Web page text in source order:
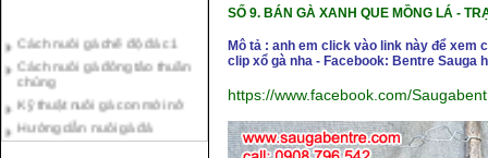
Cách nuôi gà đông tảo thuần
chủng
Kỹ thuật nuôi gà con mới nở
Hướng dẫn nuôi gà đá
Tại sao bạn cần biết cách nuôi
SỐ 9.BÁN GÀ XANH QUE MỒNG LÁ -
Mô tả : anh em click vào link này để xem
clip xổ gà nha - Facebook: Bentre Sauga
https://www.facebook.com/